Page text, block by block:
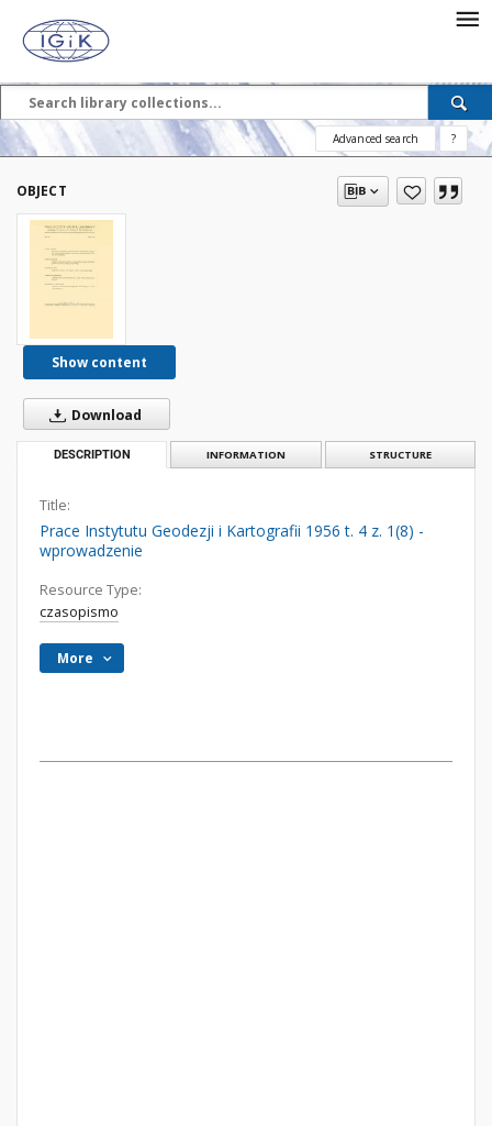
Advanced search ?
OBJECT
Show content
Download
DESCRIPTION INFORMATION STRUCTURE
Title:
Prace Instytutu Geodezji i Kartografii 1956 t. 4 z. 1(8) -
wprowadzenie
Resource Type:
czasopismo
More